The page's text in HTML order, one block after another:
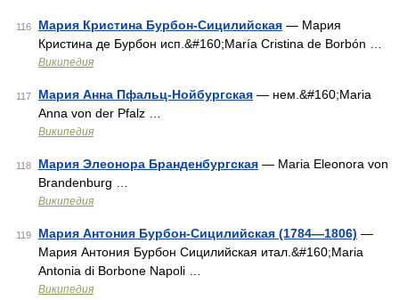
116 Мария Кристина Бурбон-Сицилийская — Мария
Кристина де Бурбон исп.&#160;María Cristina de Borbón …
Википедия
117 Мария Анна Пфальц-Нойбургская — нем.&#160;Maria
Anna von der Pfalz …
Википедия
118 Мария Элеонора Бранденбургская — Maria Eleonora von
Brandenburg …
Википедия
119 Мария Антония Бурбон-Сицилийская (1784—1806) —
Мария Антония Бурбон Сицилийская итал.&#160;Maria
Antonia di Borbone Napoli …
Википедия